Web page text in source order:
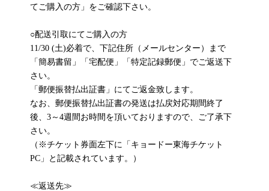
てご購入の方」をご確認下さい。
○配送引取にてご購入の方
11/30 (土)必着で、下記住所（メールセンター）まで
「簡易書留」「宅配便」「特定記録郵便」でご返送下
さい。
「郵便振替払出証書」にてご返金致します。
なお、郵便振替払出証書の発送は払戻対応期間終了
後、3～4週間お時間を頂いておりますので、ご了承下
さい。
（※チケット券面左下に「キョードー東海チケット
PC」と記載されています。）
≪返送先≫